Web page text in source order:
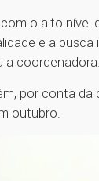
o alto nível
e a busca
a coordenadora.
por conta da
outubro.